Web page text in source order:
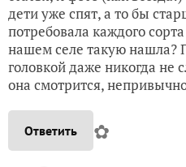
дети уже спят, а то бы
потребовала каждого
нашем селе такую нашла?
головкой даже никогда не
она смотрится,
Ответить ✿